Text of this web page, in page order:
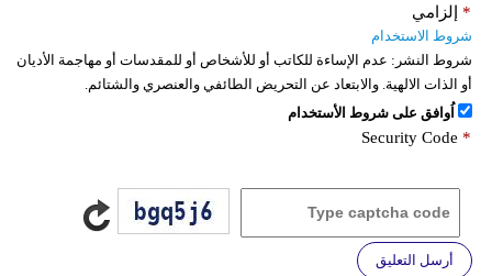
إلزامي *
شروط الاستخدام
شروط النشر: عدم الإساءة للكاتب أو للأشخاص أو للمقدسات أو مهاجمة الأديان
أو الذات الالهية. والابتعاد عن التحريض الطائفي والعنصري والشتائم.
اُوافق على شروط الأستخدام
Security Code *
أرسل التعليق